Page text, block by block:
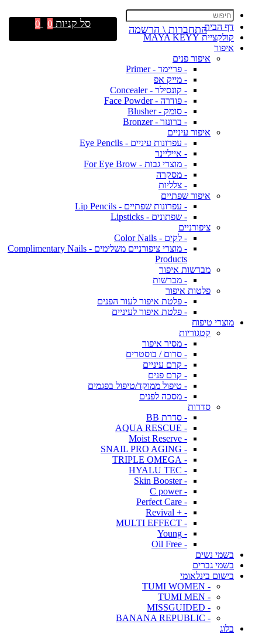
דף הבית
קולקציית MAYA KEYY
איפור
איפור פנים
- פריימר - Primer
- מייק אפ
- קונסילר - Concealer
- פודרה - Face Powder
- סומק - Blusher
- ברונזר - Bronzer
איפור עיניים
- עפרונות עיניים - Eye Pencils
- אייליינר
- מוצרי גבות - For Eye Brow
- מסקרה
- צלליות
איפור שפתיים
- עפרונות שפתיים - Lip Pencils
- שפתונים - Lipsticks
ציפורניים
- לקים - Color Nails
- מוצרי ציפורניים משלימים - Complimentary Nails
Products
מברשות איפור
- מברשות
פלטות איפור
- פלטת איפור לעור הפנים
- פלטת איפור לעיניים
מוצרי טיפוח
קטגוריות
- מסיר איפור
- סרום / בוסטרים
- קרם עיניים
- קרם פנים
- טיפול ממוקד/טיפול בפגמים
- מסכה לפנים
סדרות
- סדרת BB
- AQUA RESCUE
- Moist Reserve
- SNAIL PRO AGING
- TRIPLE OMEGA
- HYALU TEC
- Skin Booster
- C power
- Perfect Care
- + Revival
- MULTI EFFECT
- Young
- Oil Free
בשמי נשים
בשמי גברים
בישום בינלאומי
- TUMI WOMEN
- TUMI MEN
- MISSGUIDED
- BANANA REPUBLIC
בלוג
התחברות \ הרשמה סל קניות 0
0